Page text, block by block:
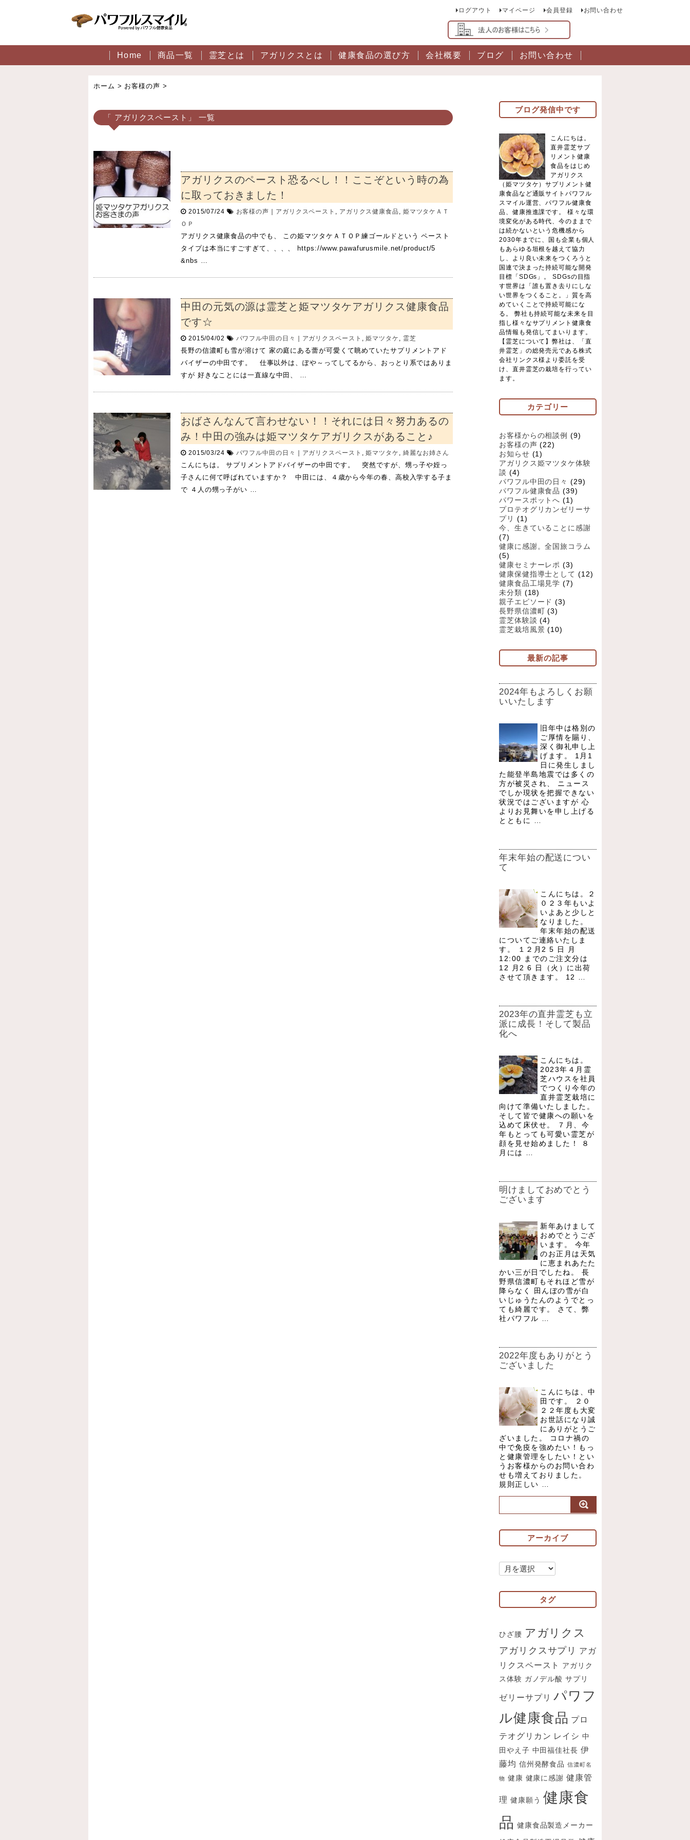
ログアウト マイページ 会員登録 お問い合わせ
Home 商品一覧 霊芝とは アガリクスとは 健康食品の選び方 会社概要 ブログ お問い合わせ
ホーム > お客様の声 >
「 アガリクスペースト」 一覧
アガリクスのペースト恐るべし！！ここぞという時の為
に取っておきました！
2015/07/24 お客様の声 ｜ アガリクスペースト アガリクス健康食品
姫マツタケＡＴ
ＯＰ
アガリクス健康食品の中でも、 この姫マツタケＡＴＯＰ練ゴールドという ペースト
タイプは本当にすごすぎて、、、、 https://www.pawafurusmile.net/product/5
&nbs …
中田の元気の源は霊芝と姫マツタケアガリクス健康食品
です☆
2015/04/02 パワフル中田の日々 ｜ アガリクスペースト ,姫マツタケ 霊芝
長野の信濃町も雪が溶けて 家の庭にある蕾が可愛くて眺めていたサプリメントアド
バイザーの中田です。 仕事以外は、ぽや～ってしてるから、おっとり系ではありま
すが 好きなことには一直線な中田、 …
おばさんなんて言わせない！！それには日々努力あるの
み！中田の強みは姫マツタケアガリクスがあること♪
2015/03/24 パワフル中田の日々 ｜ アガリクスペースト ,姫マツタケ 綺麗なお姉さん
こんにちは。 サプリメントアドバイザーの中田です。 突然ですが、甥っ子や姪っ
子さんに何て呼ばれていますか？ 中田には、４歳から今年の春、高校入学する子ま
で ４人の甥っ子がい …
ブログ発信中です
こんにちは。
直井霊芝サプ
リメント健康
食品をはじめ
アガリクス
（姫マツタケ）サプリメント健
康食品など通販サイトパワフル
スマイル運営、パワフル健康食
品、健康推進課です。 様々な環
境変化がある時代、今のままで
は続かないという危機感から
2030年までに、国も企業も個人
もあらゆる垣根を越えて協力
し、より良い未来をつくろうと
国連で決まった持続可能な開発
目標「SDGs」。 SDGsの目指
す世界は「誰も置き去りにしな
い世界をつくること。」質を高
めていくことで持続可能にな
る。 弊社も持続可能な未来を目
指し様々なサプリメント健康食
品情報も発信してまいります。
【霊芝について】弊社は、「直
井霊芝」の総発売元である株式
会社リンクス様より委託を受
け、直井霊芝の栽培を行ってい
ます。
カテゴリー
お客様からの相談例 (9)
お客様の声 (22)
お知らせ (1)
アガリクス姫マツタケ体験
談 (4)
パワフル中田の日々 (29)
パワフル健康食品 (39)
パワースポットへ (1)
プロテオグリカンゼリーサ
プリ (1)
今、生きていることに感謝
(7)
健康に感謝。全国旅コラム
(5)
健康セミナーレポ (3)
健康保健指導士として (12)
健康食品工場見学 (7)
未分類 (18)
親子エピソード (3)
長野県信濃町 (3)
霊芝体験談 (4)
霊芝栽培風景 (10)
最新の記事
2024年もよろしくお願
いいたします
旧年中は格別の
ご厚情を賜り、
深く御礼申し上
げます。 1月1
日に発生しまし
た能登半島地震では多くの
方が被災され、 ニュース
でしか現状を把握できない
状況ではございますが 心
よりお見舞いを申し上げる
とともに …
年末年始の配送につい
て
こんにちは。２
０２３年もいよ
いよあと少しと
なりました。
年末年始の配送
についてご連絡いたしま
す。 １２月2 5 日 月
12:00 までのご注文分は
12 月2 6 日（火）に出荷
させて頂きます。 12 …
2023年の直井霊芝も立
派に成長！そして製品
化へ
こんにちは。
2023年４月霊
芝ハウスを社員
でつくり今年の
直井霊芝栽培に
向けて準備いたしました。
そして皆で健康への願いを
込めて床伏せ。 ７月、今
年もとっても可愛い霊芝が
顔を見せ始めました！ ８
月には …
明けましておめでとう
ございます
新年あけまして
おめでとうござ
います。 今年
のお正月は天気
に恵まれあたた
かい三が日でしたね。 長
野県信濃町もそれほど雪が
降らなく 田んぼの雪が白
いじゅうたんのようでとっ
ても綺麗です。 さて、弊
社パワフル …
2022年度もありがとう
ございました
こんにちは、中
田です。 ２０
２２年度も大変
お世話になり誠
にありがとうご
ざいました。 コロナ禍の
中で免疫を強めたい！もっ
と健康管理をしたい！とい
うお客様からのお問い合わ
せも増えておりました。
規則正しい …
アーカイブ
ア
カ
イ
タグ
ひざ腰 アガリクス
アガリクスサプリ
アガ
リクスペースト
アガリク
ス体験 ガノデル酸 サプリ
ゼリーサプリ パワフ
ル健康食品 プロ
テオグリカン レイシ 中
田やえ子 中田福佳社長 伊
藤均 信州発酵食品 信濃町名
物 健康 健康に感謝 健康管
理 健康願う 健康食
品 健康食品製造メーカー